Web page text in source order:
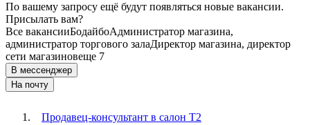
По вашему запросу ещё будут появляться новые вакансии.
Присылать вам?
Все вакансииБодайбоАдминистратор магазина,
администратор торгового залаДиректор магазина, директор
сети магазиновеще 7
В мессенджер
На почту
Продавец-консультант в салон Т2